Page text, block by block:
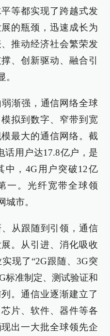
等都实现了跨越式发
的瓶颈，迅速成长为
推动经济社会繁荣发
、创新驱动、融合引
渐强，通信网络全球
拟到数字、窄带到宽
最大的通信网络。截
话用户达17.8亿户，是
中，4G用户突破12亿
一。光纤宽带全球领
城市。
从跟随到引领，通信
。从引进、消化吸收
现了“2G跟随、3G突
标准制定、测试验证和
。通信业逐渐建立了
片、软件、器件等各
出一大批全球领先企